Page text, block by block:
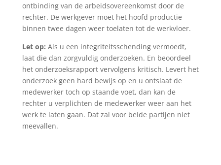
ontbinding van de arbeidsovereenkomst door de
rechter. De werkgever moet het hoofd productie
binnen twee dagen weer toelaten tot de werkvloer.
Let op: Als u een integriteitsschending vermoedt,
laat die dan zorgvuldig onderzoeken. En beoordeel
het onderzoeksrapport vervolgens kritisch. Levert het
onderzoek geen hard bewijs op en u ontslaat de
medewerker toch op staande voet, dan kan de
rechter u verplichten de medewerker weer aan het
werk te laten gaan. Dat zal voor beide partijen niet
meevallen.